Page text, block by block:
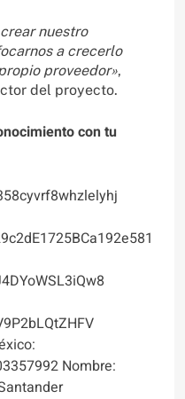
nuestro
a crecerlo
proveedor»,
del proyecto.
con tu
Nombre: